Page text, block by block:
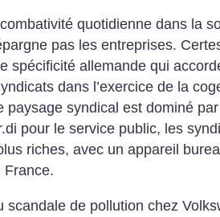
quotidienne dans la
pas les entreprises.
spécificité allemande qui
dans l’exercice de la
paysage syndical est dominé
pour le service public, les
riches, avec un appareil
France.
scandale de pollution chez